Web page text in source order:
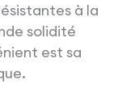
à la
solidité
est sa